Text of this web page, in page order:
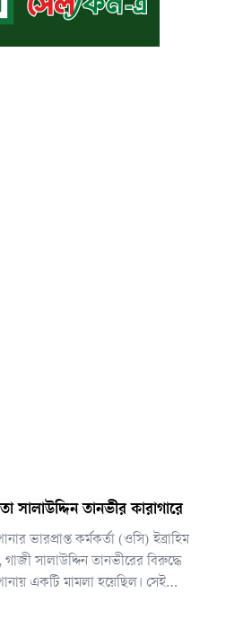
সালাউদ্দিন তানভীর কারাগারে
ভারপ্রাপ্ত কর্মকর্তা (ওসি) ইব্রাহিম
সালাউদ্দিন তানভীরের বিরুদ্ধে
একটি মামলা হয়েছিল। সেই